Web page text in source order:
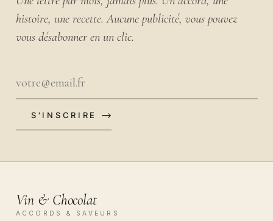
histoire, une recette. Aucune publicité, vous pouvez
vous désabonner en un clic.
S'INSCRIRE
Vin & Chocolat
ACCORDS & SAVEURS